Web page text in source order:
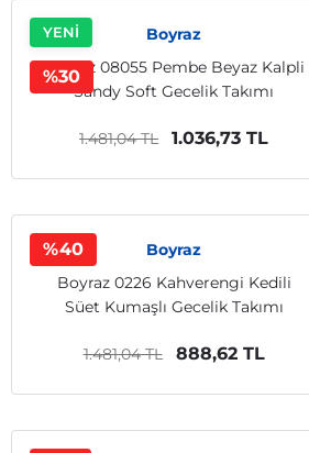
YENİ
%30
Boyraz
Boyraz 08055 Pembe Beyaz Kalpli
Sandy Soft Gecelik Takımı
1.481,04 TL 1.036,73 TL
%40
Boyraz
Boyraz 0226 Kahverengi Kedili
Süet Kumaşlı Gecelik Takımı
1.481,04 TL 888,62 TL